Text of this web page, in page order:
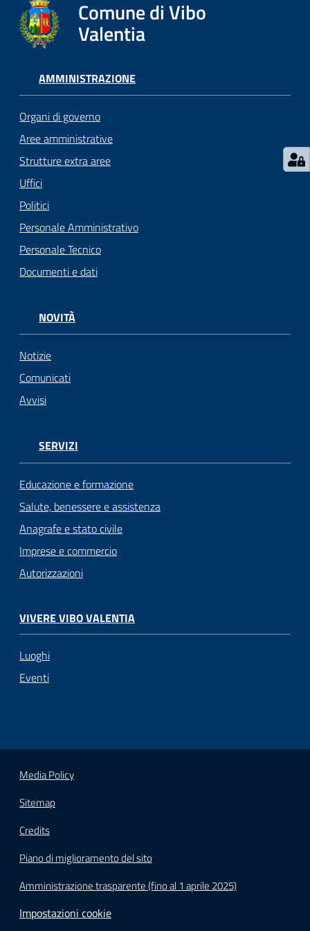
argomenti...
Seguici
su
Comune di Vibo
Valentia
AMMINISTRAZIONE
Organi di governo
Aree amministrative
Strutture extra aree
Uffici
Politici
Personale Amministrativo
Personale Tecnico
Documenti e dati
NOVITÀ
Notizie
Comunicati
Avvisi
SERVIZI
Educazione e formazione
Salute, benessere e assistenza
Anagrafe e stato civile
Imprese e commercio
Autorizzazioni
VIVERE VIBO VALENTIA
Luoghi
Eventi
Media Policy
Sitemap
Credits
Piano di miglioramento del sito
Amministrazione trasparente (fino al 1 aprile 2025)
Impostazioni cookie